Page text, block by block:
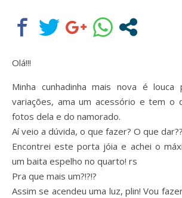
Olá!!!
Minha cunhadinha mais nova é
variações, ama um acessório e tem o
fotos dela e do namorado.
Aí veio a dúvida, o que fazer? O que
Encontrei este porta jóia e achei o
um baita espelho no quarto! rs
Pra que mais um?!?!?
Assim se acendeu uma luz, plin! Vou